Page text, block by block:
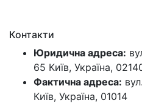
Контакти
Юридична адреса:
65 Київ, Україна,
Фактична адреса:
Київ, Україна, 01014